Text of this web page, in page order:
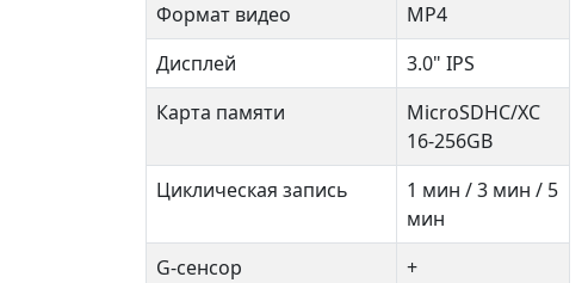
Формат видео
MP4
Дисплей
3.0" IPS
Карта памяти
MicroSDHC/XC
16-256GB
Циклическая запись
1 мин / 3 мин / 5
мин
G-сенсор
+